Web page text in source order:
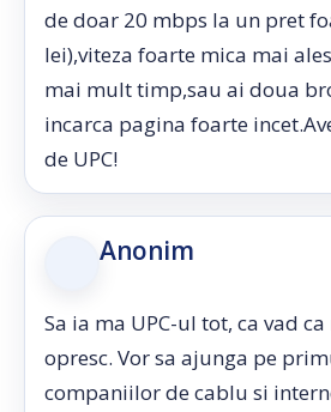
de doar 20 mbps la un pret
lei),viteza foarte mica mai
mai mult timp,sau ai doua
incarca pagina foarte
de UPC!
Anonim
Sa ia ma UPC-ul tot, ca vad
opresc. Vor sa ajunga pe
companiilor de cablu si